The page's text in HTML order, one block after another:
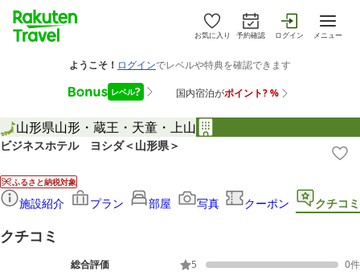
お気に入り 予約確認 ログイン メニュー
山形県山形・蔵王・天童・上山
ビジネスホテル ヨシダ＜山形県＞
ふるさと納税対象
施設紹介 プラン 部屋 写真 クーポン クチコミ
クチコミ
総合評価 5 0件